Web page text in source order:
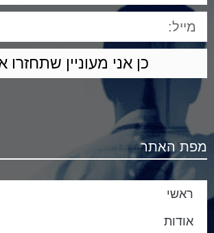
כן אני מעוניין שתחזרו
מפת האתר
ראשי
אודות